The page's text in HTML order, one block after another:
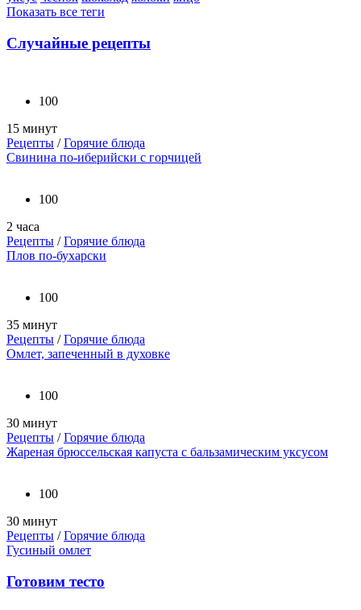
Показать все теги
Случайные рецепты
100
15 минут
Рецепты /Горячие блюда
Свинина по-иберийски с горчицей
100
2 часа
Рецепты /Горячие блюда
Плов по-бухарски
100
35 минут
Рецепты /Горячие блюда
Омлет, запеченный в духовке
100
30 минут
Рецепты /Горячие блюда
Жареная брюссельская капуста с бальзамическим уксусом
100
30 минут
Рецепты /Горячие блюда
Гусиный омлет
Готовим тесто